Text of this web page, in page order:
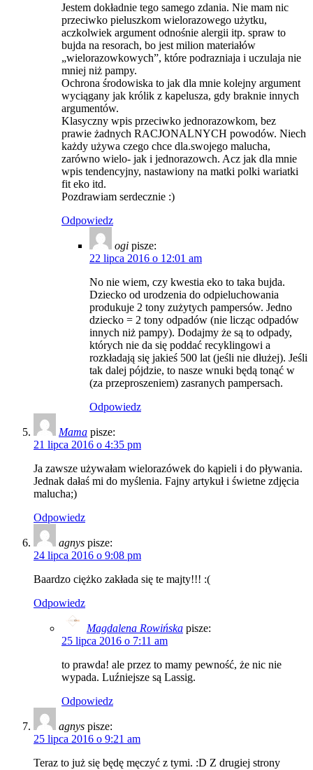
Jestem dokładnie tego samego zdania. Nie mam nic
przeciwko pieluszkom wielorazowego użytku,
aczkolwiek argument odnośnie alergii itp. spraw to
bujda na resorach, bo jest milion materiałów
„wielorazowkowych”, które podrazniaja i uczulaja nie
mniej niż pampy.
Ochrona środowiska to jak dla mnie kolejny argument
wyciągany jak królik z kapelusza, gdy braknie innych
argumentów.
Klasyczny wpis przeciwko jednorazowkom, bez
prawie żadnych RACJONALNYCH powodów. Niech
każdy używa czego chce dla.swojego malucha,
zarówno wielo- jak i jednorazowch. Acz jak dla mnie
wpis tendencyjny, nastawiony na matki polki wariatki
fit eko itd.
Pozdrawiam serdecznie :)
Odpowiedz
ogi pisze:
22 lipca 2016 o 12:01 am
No nie wiem, czy kwestia eko to taka bujda.
Dziecko od urodzenia do odpieluchowania
produkuje 2 tony zużytych pampersów. Jedno
dziecko = 2 tony odpadów (nie licząc odpadów
innych niż pampy). Dodajmy że są to odpady,
których nie da się poddać recyklingowi a
rozkładają się jakieś 500 lat (jeśli nie dłużej). Jeśli
tak dalej pójdzie, to nasze wnuki będą tonąć w
(za przeproszeniem) zasranych pampersach.
Odpowiedz
Mama pisze:
21 lipca 2016 o 4:35 pm
Ja zawsze używałam wielorazówek do kąpieli i do pływania.
Jednak dałaś mi do myślenia. Fajny artykuł i świetne zdjęcia
malucha;)
Odpowiedz
agnys pisze:
24 lipca 2016 o 9:08 pm
Baardzo ciężko zakłada się te majty!!! :(
Odpowiedz
Magdalena Rowińska pisze:
25 lipca 2016 o 7:11 am
to prawda! ale przez to mamy pewność, że nic nie
wypada. Luźniejsze są Lassig.
Odpowiedz
agnys pisze:
25 lipca 2016 o 9:21 am
Teraz to już się będę męczyć z tymi. :D Z drugiej strony